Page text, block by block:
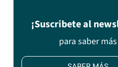
¡Suscribete al
para saber más